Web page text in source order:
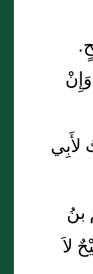
لأَبِي
بنُ
لاَ